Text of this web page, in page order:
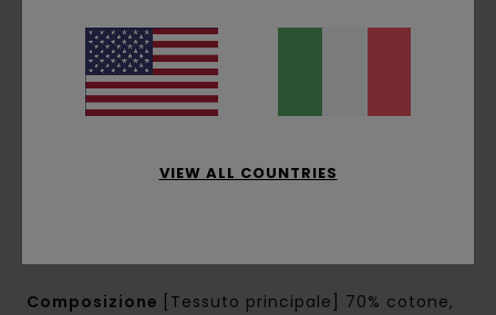
Cappuccio:cappuccio con fodera singola in
jersey
Chiusura:chiusura a pullover
Marcatura:stampa a base d'acqua su petto
Altre caratteristiche:etichetta Corporate a
Composizione
[Tessuto principale] 70% cotone,
VIEW ALL COUNTRIES